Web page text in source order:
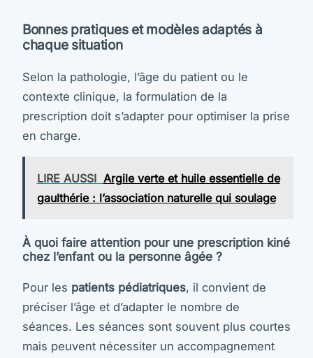
Bonnes pratiques et modèles adaptés à
chaque situation
Selon la pathologie, l’âge du patient ou le
contexte clinique, la formulation de la
prescription doit s’adapter pour optimiser la prise
en charge.
LIRE AUSSI Argile verte et huile essentielle de
gaulthérie : l’association naturelle qui soulage
À quoi faire attention pour une prescription kiné
chez l’enfant ou la personne âgée ?
Pour les patients pédiatriques, il convient de
préciser l’âge et d’adapter le nombre de
séances. Les séances sont souvent plus courtes
mais peuvent nécessiter un accompagnement